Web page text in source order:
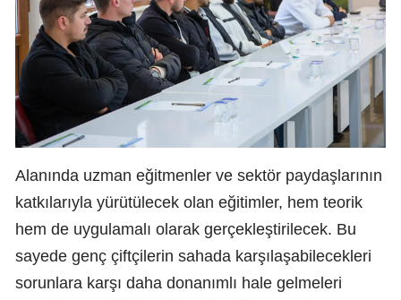
Alanında uzman eğitmenler ve sektör paydaşlarının
katkılarıyla yürütülecek olan eğitimler, hem teorik
hem de uygulamalı olarak gerçekleştirilecek. Bu
sayede genç çiftçilerin sahada karşılaşabilecekleri
sorunlara karşı daha donanımlı hale gelmeleri